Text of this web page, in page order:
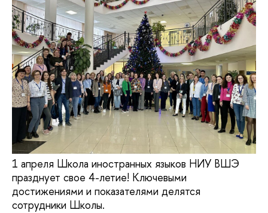
1 апреля Школа иностранных языков НИУ ВШЭ
празднует свое 4-летие! Ключевыми
достижениями и показателями делятся
сотрудники Школы.